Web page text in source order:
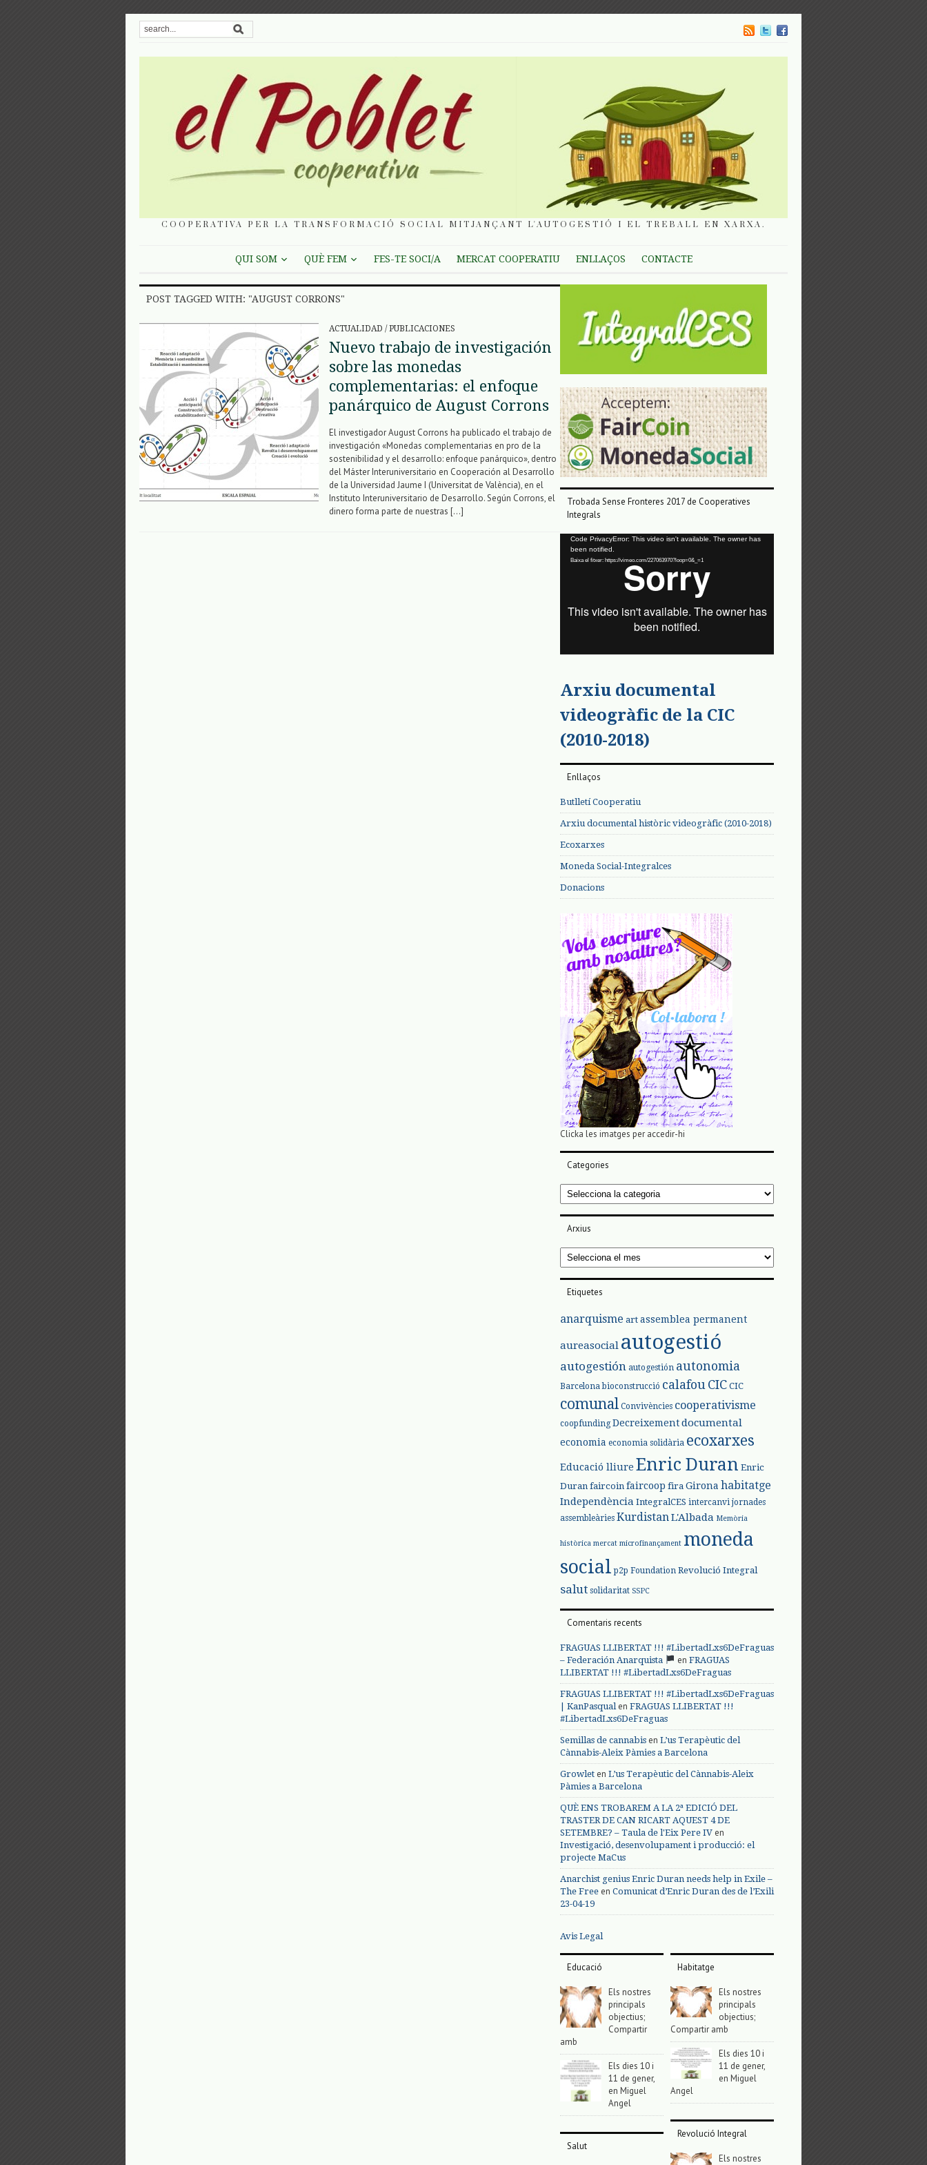
COOPERATIVA PER LA TRANSFORMACIÓ SOCIAL MITJANÇANT L'AUTOGESTIÓ I EL TREBALL EN XARXA.
QUI SOM QUÈ FEM FES-TE SOCI/A MERCAT COOPERATIU ENLLAÇOS CONTACTE
POST TAGGED WITH: "AUGUST CORRONS"
ACTUALIDAD / PUBLICACIONES
Nuevo trabajo de investigación
sobre las monedas
complementarias: el enfoque
panárquico de August Corrons
El investigador August Corrons ha publicado el trabajo de
investigación «Monedas complementarias en pro de la
sostenibilidad y el desarrollo: enfoque panárquico», dentro
del Máster Interuniversitario en Cooperación al Desarrollo
de la Universidad Jaume I (Universitat de València), en el
Instituto Interuniversitario de Desarrollo. Según Corrons, el
dinero forma parte de nuestras […]
Trobada Sense Fronteres 2017 de Cooperatives
Integrals
Reproductor
vídeo
Code PrivacyError: This video isn't available. The owner has
been notified.
Baixa el fitxer: https://vimeo.com/227063970?loop=0&_=1
Arxiu documental
videogràfic de la CIC
(2010-2018)
Enllaços
Butlletí Cooperatiu
Arxiu documental històric videogràfic (2010-2018)
Ecoxarxes
Moneda Social-Integralces
Donacions
Clicka les imatges per accedir-hi
Categories
Categories
Arxius
Arxius
Etiquetes
anarquisme art assemblea permanent
aureasocial autogestió
autogestión autogestión autonomia
Barcelona bioconstrucció calafou CIC CIC
comunal Convivències cooperativisme
coopfunding Decreixementdocumental
economia economia solidària ecoxarxes
Educació lliure Enric Duran Enric
Duran faircoin faircoop fira Girona habitatge
Independència IntegralCES intercanvi jornades
assembleàries Kurdistan L'Albada Memòria
històrica mercat microfinançament moneda
social p2p Foundation Revolució Integral
salut solidaritat SSPC
Comentaris recents
FRAGUAS LLIBERTAT !!! #LibertadLxs6DeFraguas
– Federación Anarquista
en FRAGUAS
LLIBERTAT !!! #LibertadLxs6DeFraguas
FRAGUAS LLIBERTAT !!! #LibertadLxs6DeFraguas
| KanPasqualen FRAGUAS LLIBERTAT !!!
#LibertadLxs6DeFraguas
Semillas de cannabis en L’us Terapèutic del
Cànnabis-Aleix Pàmies a Barcelona
Growlet en L’us Terapèutic del Cànnabis-Aleix
Pàmies a Barcelona
QUÈ ENS TROBAREM A LA 2ª EDICIÓ DEL
TRASTER DE CAN RICART AQUEST 4 DE
SETEMBRE? – Taula de l'Eix Pere IV en
Investigació, desenvolupament i producció: el
projecte MaCus
Anarchist genius Enric Duran needs help in Exile –
The Free en Comunicat d’Enric Duran des de l’Exili
23-04-19
Avis Legal
Educació
Els nostres
principals
objectius;
Compartir
amb
Els dies 10 i
11 de gener,
en Miguel
Angel
Salut
Habitatge
Els nostres
principals
objectius;
Compartir amb
Els dies 10 i
11 de gener,
en Miguel
Angel
Revolució Integral
Els nostres